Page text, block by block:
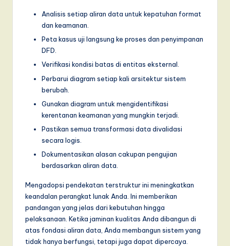
Analisis setiap aliran data untuk kepatuhan format
dan keamanan.
Peta kasus uji langsung ke proses dan penyimpanan
DFD.
Verifikasi kondisi batas di entitas eksternal.
Perbarui diagram setiap kali arsitektur sistem
berubah.
Gunakan diagram untuk mengidentifikasi
kerentanan keamanan yang mungkin terjadi.
Pastikan semua transformasi data divalidasi
secara logis.
Dokumentasikan alasan cakupan pengujian
berdasarkan aliran data.
Mengadopsi pendekatan terstruktur ini meningkatkan
keandalan perangkat lunak Anda. Ini memberikan
pandangan yang jelas dari kebutuhan hingga
pelaksanaan. Ketika jaminan kualitas Anda dibangun di
atas fondasi aliran data, Anda membangun sistem yang
tidak hanya berfungsi, tetapi juga dapat dipercaya.